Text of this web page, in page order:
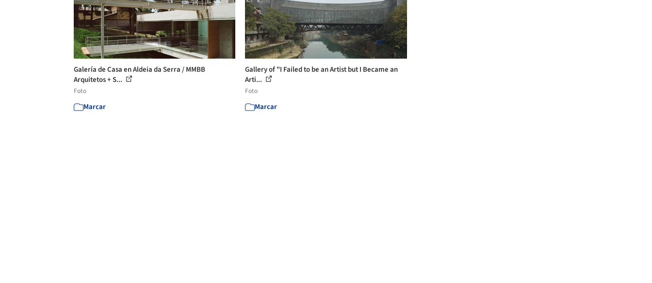
Galería de Casa en Aldeia da Serra / MMBB
Arquitetos + S...
Foto
Marcar
Gallery of "I Failed to be an Artist but I Became an
Arti...
Foto
Marcar